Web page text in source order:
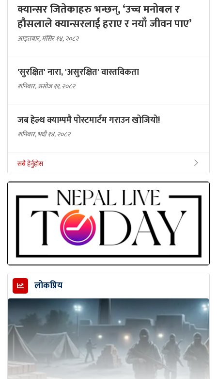
क्यान्सर जितेकाहरु भन्छन्, ‘उच्च मनोबल र
हौसलाले क्यान्सरलाई हराए र नयाँ जीवन पाए’
आइतबार, मंसिर १४, २०८२
'सुरक्षित' नारा, 'असुरक्षित' वास्तविकता
शनिबार, असोज ११, २०८२
जब हेल्थ क्याम्पमै पोस्टमार्टम गराउन खोजियो!
शनिबार, भदौ १४, २०८२
सबै हेर्नुहोस
लोकप्रिय